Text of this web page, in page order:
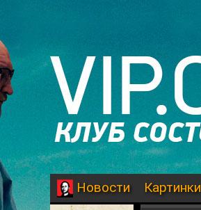
Новости Картинки